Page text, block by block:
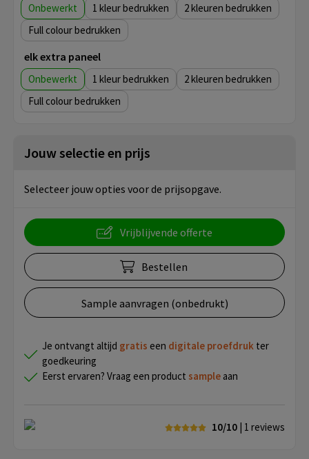
Onbewerkt 1
2
Full colour
elk extra paneel
Onbewerkt 1
2
Full colour
Jouw selectie en prijs
Selecteer jouw opties voor de prijsopgave.
Vrijblijvende offerte
Bestellen
Sample aanvragen (onbedrukt)
Je ontvangt altijd gratis een digitale proefdruk ter
goedkeuring
Eerst ervaren? Vraag een product sample aan
10/10 | 1 reviews